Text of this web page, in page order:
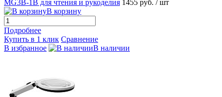
MG3B-1B для чтения и рукоделия 1455 руб. / шт
В корзину
Подробнее
Купить в 1 клик Сравнение
В избранное
В наличии